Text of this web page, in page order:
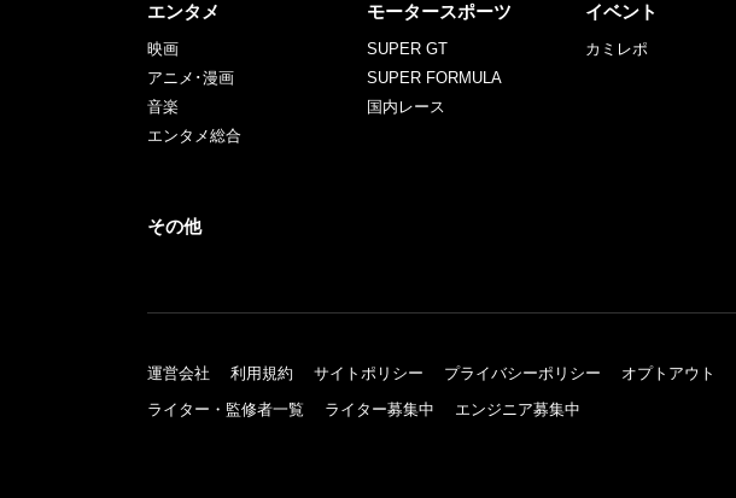
エンタメ
映画
アニメ･漫画
音楽
エンタメ総合
モータースポーツ
SUPER GT
SUPER FORMULA
国内レース
イベント
カミレポ
その他
運営会社 利用規約 サイトポリシー プライバシーポリシー オプトアウト
ライター・監修者一覧
ライター募集中 エンジニア募集中